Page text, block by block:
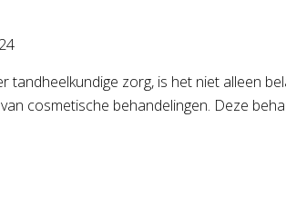
tandheelkundige zorg, is het niet alleen
cosmetische behandelingen. Deze